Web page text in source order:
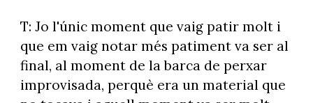
T: Jo l'únic moment que vaig patir molt i
que em vaig notar més patiment va ser al
final, al moment de la barca de perxar
improvisada, perquè era un material que